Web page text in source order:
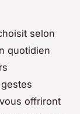
selon
quotidien
offriront